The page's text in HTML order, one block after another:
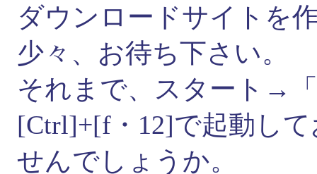
ダウンロードサイトを
少々、お待ち下さい。
それまで、スタート→
[Ctrl]+[f・12]で起動し
せんでしょうか。